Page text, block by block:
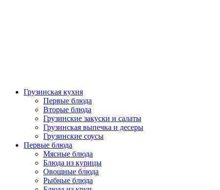
Грузинская кухня
Первые блюда
Вторые блюда
Грузинские закуски и салаты
Грузинская выпечка и десеры
Грузинские соусы
Первые блюда
Мясные блюда
Блюда из курицы
Овощные блюда
Рыбные блюда